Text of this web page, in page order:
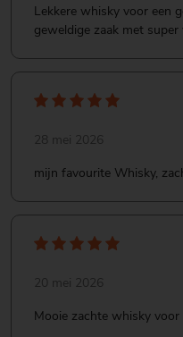
Lekkere whisky voor een
geweldige zaak met super
28 mei 2026
mijn favourite Whisky,
20 mei 2026
Mooie zachte whisky